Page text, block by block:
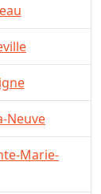
Neuve
Marie-